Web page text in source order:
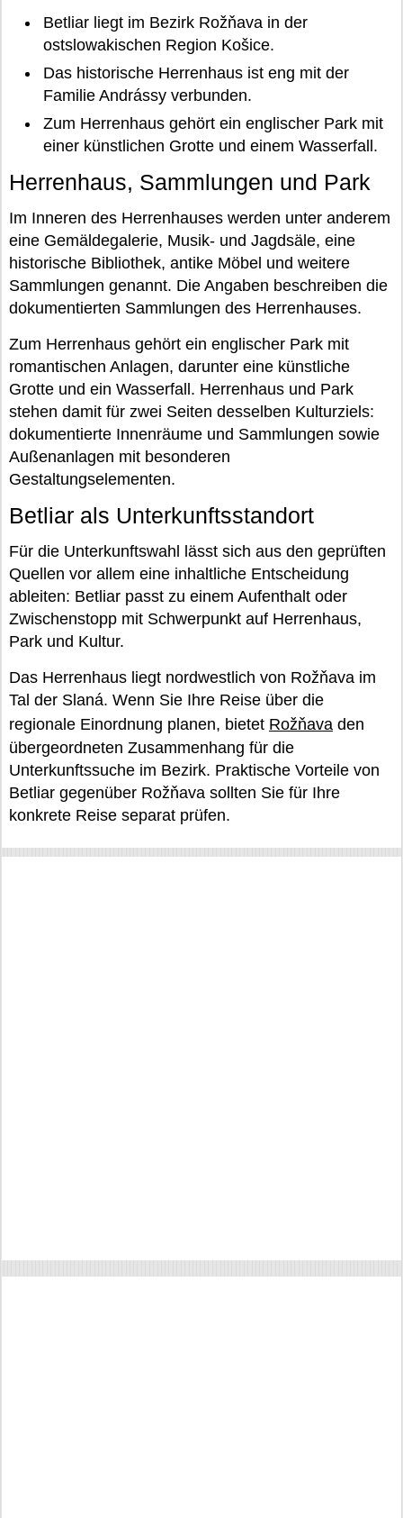
Betliar liegt im Bezirk Rožňava in der
ostslowakischen Region Košice.
Das historische Herrenhaus ist eng mit der
Familie Andrássy verbunden.
Zum Herrenhaus gehört ein englischer Park mit
einer künstlichen Grotte und einem Wasserfall.
Herrenhaus, Sammlungen und Park
Im Inneren des Herrenhauses werden unter anderem
eine Gemäldegalerie, Musik- und Jagdsäle, eine
historische Bibliothek, antike Möbel und weitere
Sammlungen genannt. Die Angaben beschreiben die
dokumentierten Sammlungen des Herrenhauses.
Zum Herrenhaus gehört ein englischer Park mit
romantischen Anlagen, darunter eine künstliche
Grotte und ein Wasserfall. Herrenhaus und Park
stehen damit für zwei Seiten desselben Kulturziels:
dokumentierte Innenräume und Sammlungen sowie
Außenanlagen mit besonderen
Gestaltungselementen.
Betliar als Unterkunftsstandort
Für die Unterkunftswahl lässt sich aus den geprüften
Quellen vor allem eine inhaltliche Entscheidung
ableiten: Betliar passt zu einem Aufenthalt oder
Zwischenstopp mit Schwerpunkt auf Herrenhaus,
Park und Kultur.
Das Herrenhaus liegt nordwestlich von Rožňava im
Tal der Slaná. Wenn Sie Ihre Reise über die
regionale Einordnung planen, bietet Rožňava den
übergeordneten Zusammenhang für die
Unterkunftssuche im Bezirk. Praktische Vorteile von
Betliar gegenüber Rožňava sollten Sie für Ihre
konkrete Reise separat prüfen.